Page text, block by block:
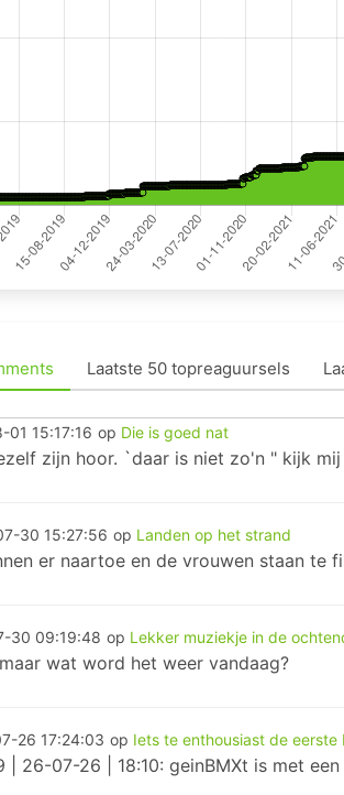
Laatste 50 topreaguursels
01 15:17:16 op Die is goed nat
zijn hoor. `daar is niet zo'n " kijk
30 15:27:56 op Landen op het strand
er naartoe en de vrouwen staan te
30 09:19:48 op Lekker muziekje in de
wat word het weer vandaag?
26 17:24:03 op Iets te enthousiast de eerste
| 26-07-26 | 18:10: geinBMXt is met